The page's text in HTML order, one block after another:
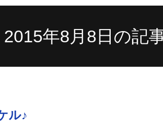
2015年8月8日の記
ル♪